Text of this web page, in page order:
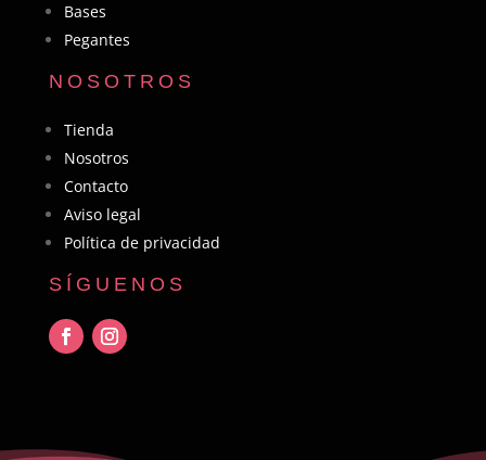
Bases
Pegantes
NOSOTROS
Tienda
Nosotros
Contacto
Aviso legal
Política de privacidad
SÍGUENOS